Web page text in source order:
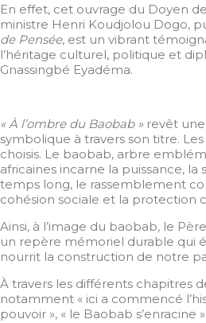
En effet, cet ouvrage du Doyen
ministre Henri Koudjolou Dogo,
de Pensée, est un vibrant
l’héritage culturel, politique et
Gnassingbé Eyadéma.
« À l’ombre du Baobab » revêt
symbolique à travers son titre.
choisis. Le baobab, arbre
africaines incarne la puissance, la
temps long, le rassemblement
cohésion sociale et la protection
Ainsi, à l’image du baobab, le
un repère mémoriel durable qui
nourrit la construction de notre
À travers les différents chapitres
notamment « ici a commencé
pouvoir », « le Baobab s’enracine